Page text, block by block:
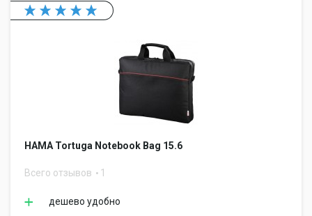
HAMA Tortuga Notebook Bag 15.6
Всего отзывов 1
дешево удобно